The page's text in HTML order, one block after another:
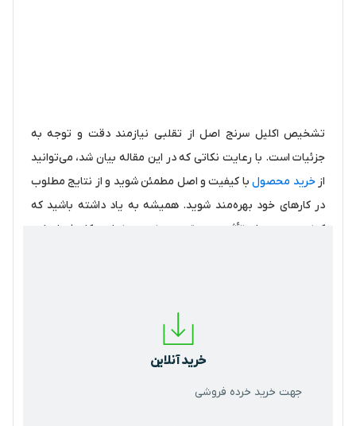
تشخیص اکلیل سرنج اصل از تقلبی نیازمند دقت و توجه به
جزئیات است. با رعایت نکاتی که در این مقاله بیان شد، می‌توانید
ازخرید محصولبا کیفیت و اصل مطمئن شوید و از نتایج مطلوب
در کارهای خود بهره‌مند شوید. همیشه به یاد داشته باشید که
کیفیت محصول تأثیر مستقیم بر نتیجه نهایی کار شما دارد،
خرید آنلاین
جهت خرید خرده فروشی